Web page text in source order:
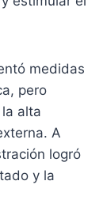
medidas
pero
alta
A
logró
y la